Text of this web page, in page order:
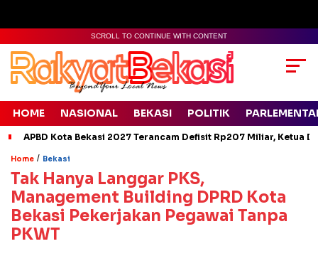
SCROLL TO CONTINUE WITH CONTENT
HOME NASIONAL BEKASI POLITIK
APBD Kota Bekasi 2027 Terancam Defisit Rp207 Miliar, Ketua
Home / Bekasi
Tak Hanya Langgar PKS,
Management Building DPRD Kota
Bekasi Pekerjakan Pegawai Tanpa
PKWT